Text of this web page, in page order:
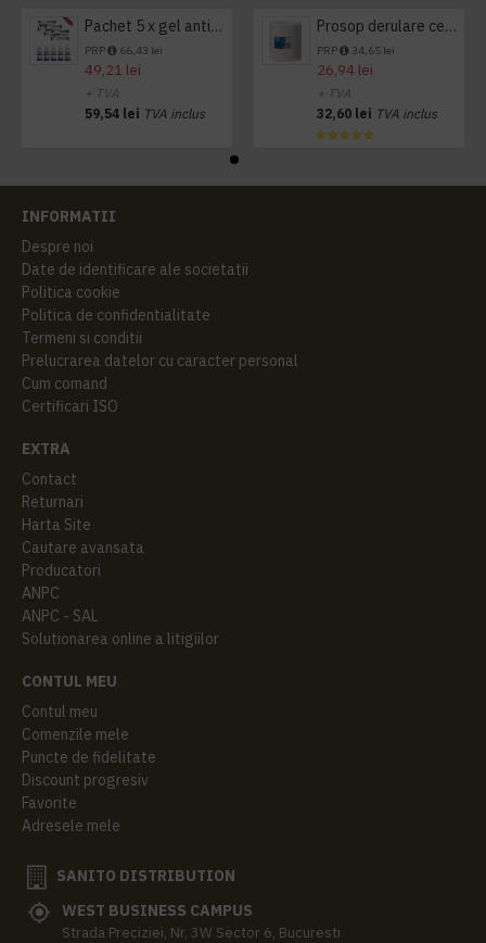
Pachet 5 x gel antibacterian 50ml si 3 x Servetele antibacteriene 48 buc Hygienium
PRP 66,43 lei
49,21 lei
+ TVA
59,54 lei TVA inclus
Prosop derulare centrala 1 pliu, 300 m Tork
PRP 34,65 lei
26,94 lei
+ TVA
32,60 lei TVA inclus
INFORMATII
Despre noi
Date de identificare ale societatii
Politica cookie
Politica de confidentialitate
Termeni si conditii
Prelucrarea datelor cu caracter personal
Cum comand
Certificari ISO
EXTRA
Contact
Returnari
Harta Site
Cautare avansata
Producatori
ANPC
ANPC - SAL
Solutionarea online a litigiilor
CONTUL MEU
Contul meu
Comenzile mele
Puncte de fidelitate
Discount progresiv
Favorite
Adresele mele
SANITO DISTRIBUTION
WEST BUSINESS CAMPUS
Strada Preciziei, Nr, 3W Sector 6, Bucuresti